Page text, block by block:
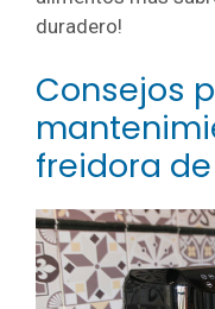
duradero!
Consejos
freidora